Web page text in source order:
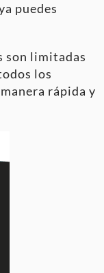
puedes
son limitadas
los
rápida y